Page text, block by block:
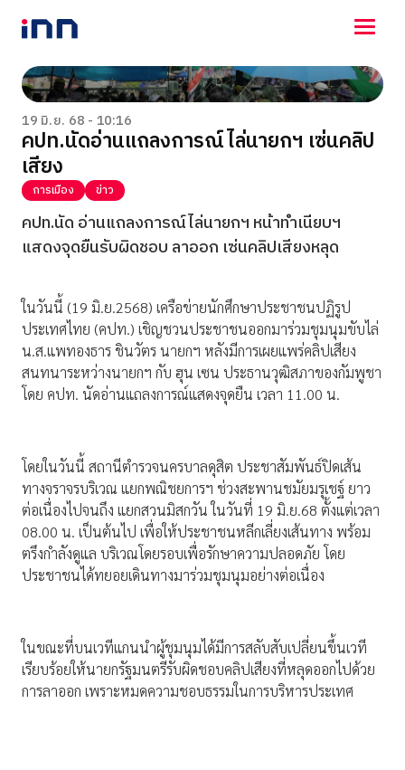
NEWS
ENTERTAINMENT
LIFESTYLE
HOROSCOPE
LOTTERY
VIDEO
ร่วมด้วยช่วยกัน
19 มิ.ย. 68 - 10:16
คปท.นัดอ่านแถลงการณ์ไล่นายกฯ เซ่นคลิป
เสียง
การเมือง ข่าว
คปท.นัด อ่านแถลงการณ์ไล่นายกฯ หน้าทำเนียบฯ
แสดงจุดยืนรับผิดชอบ ลาออก เซ่นคลิปเสียงหลุด
ในวันนี้ (19 มิ.ย.2568) เครือข่ายนักศึกษาประชาชนปฏิรูป
ประเทศไทย (คปท.) เชิญชวนประชาชนออกมาร่วมชุมนุมขับไล่
น.ส.แพทองธาร ชินวัตร นายกฯ หลังมีการเผยแพร่คลิปเสียง
สนทนาระหว่างนายกฯ กับ ฮุน เซน ประธานวุฒิสภาของกัมพูชา
โดย คปท. นัดอ่านแถลงการณ์แสดงจุดยืน เวลา 11.00 น.
โดยในวันนี้ สถานีตำรวจนครบาลดุสิต ประชาสัมพันธ์ปิดเส้น
ทางจราจรบริเวณ แยกพณิชยการฯ ช่วงสะพานชมัยมรุเชฐ์ ยาว
ต่อเนื่องไปจนถึง แยกสวนมิสกวัน ในวันที่ 19 มิ.ย.68 ตั้งแต่เวลา
08.00 น. เป็นต้นไป เพื่อให้ประชาชนหลีกเลี่ยงเส้นทาง พร้อม
ตรึงกำลังดูแล บริเวณโดยรอบเพื่อรักษาความปลอดภัย โดย
ประชาชนได้ทยอยเดินทางมาร่วมชุมนุมอย่างต่อเนื่อง
ในขณะที่บนเวทีแกนนำผู้ชุมนุมได้มีการสลับสับเปลี่ยนขึ้นเวที
เรียบร้อยให้นายกรัฐมนตรีรับผิดชอบคลิปเสียงที่หลุดออกไปด้วย
การลาออก เพราะหมดความชอบธรรมในการบริหารประเทศ